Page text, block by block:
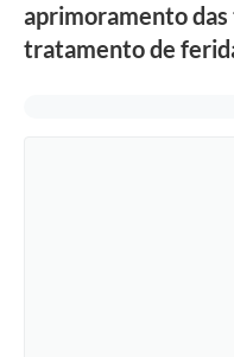
aprimoramento
tratamento de